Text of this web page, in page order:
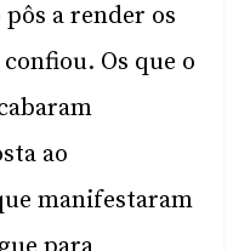
a render os
Os que o
ao
manifestaram